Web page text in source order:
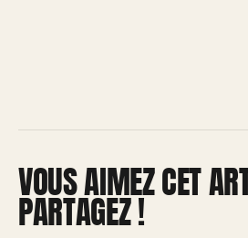
VOUS AIMEZ CET
PARTAGEZ !